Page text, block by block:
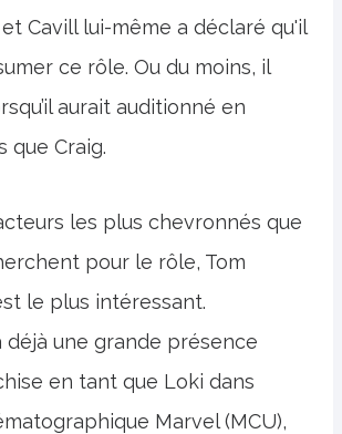
Cavill lui-même a déclaré qu'il
ce rôle. Ou du moins, il
aurait auditionné en
que Craig.
les plus chevronnés que
pour le rôle, Tom
le plus intéressant.
déjà une grande présence
en tant que Loki dans
Marvel (MCU),